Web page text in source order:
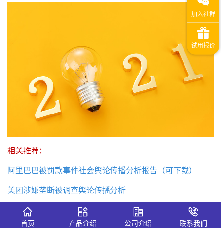
相关推荐：
阿里巴巴被罚款事件社会舆论传播分析报告（可下载）
美团涉嫌垄断被调查舆论传播分析
互联网“拆墙行动”是什么？
首页 产品介绍 公司介绍 联系我们